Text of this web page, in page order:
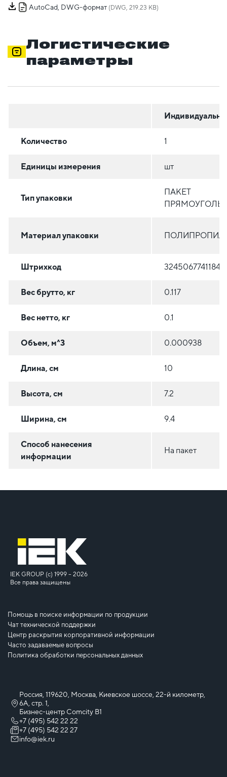
AutoCad, DWG-формат (DWG, 219.23 KB)
Логистические
параметры
Количество 1
Единицы измерения шт
Тип упаковки
ПАКЕТ
Материал упаковки
Штрихкод 3245067741184
Вес брутто, кг 0.117
Вес нетто, кг 0.1
Объем, м^3 0.000938
Длина, см 10
Высота, см 7.2
Ширина, см 9.4
Способ нанесения
информации
На пакет
IEK GROUP (c) 1999 – 2026
Все права защищены
Помощь в поиске информации по продукции
Чат технической поддержки
Центр раскрытия корпоративной информации
Часто задаваемые вопросы
Политика обработки персональных данных
Россия, 119620, Москва, Киевское шоссе, 22-й километр,
6А, стр. 1,
Бизнес-центр Comcity B1
+7 (495) 542 22 22
+7 (495) 542 22 27
info@iek.ru